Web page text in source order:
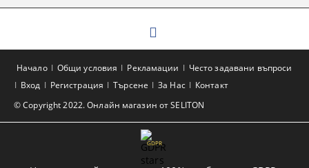
© Copyright 2022. Онлайн магазин от SELITON
Начало Общи условия Рекламации
Често задавани въпроси
Вход
Регистрация Търсене За Нас Контакт
GDPR